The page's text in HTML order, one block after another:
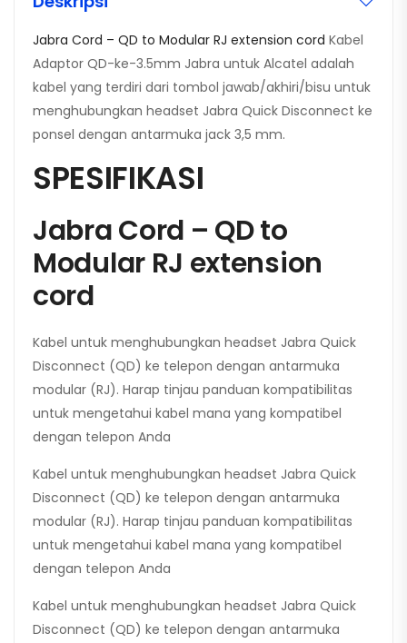
Jabra Cord – QD to Modular RJ extension cord Kabel
Adaptor QD-ke-3.5mm Jabra untuk Alcatel adalah
kabel yang terdiri dari tombol jawab/akhiri/bisu untuk
menghubungkan headset Jabra Quick Disconnect ke
ponsel dengan antarmuka jack 3,5 mm.
SPESIFIKASI
Jabra Cord – QD to
Modular RJ extension
cord
Kabel untuk menghubungkan headset Jabra Quick
Disconnect (QD) ke telepon dengan antarmuka
modular (RJ). Harap tinjau panduan kompatibilitas
untuk mengetahui kabel mana yang kompatibel
dengan telepon Anda
Kabel untuk menghubungkan headset Jabra Quick
Disconnect (QD) ke telepon dengan antarmuka
modular (RJ). Harap tinjau panduan kompatibilitas
untuk mengetahui kabel mana yang kompatibel
dengan telepon Anda
Kabel untuk menghubungkan headset Jabra Quick
Disconnect (QD) ke telepon dengan antarmuka